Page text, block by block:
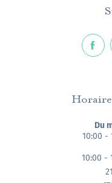
Du
10:00 -
10:00 -